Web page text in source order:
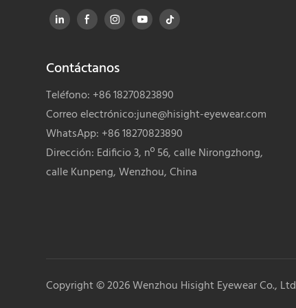
Contáctanos
Teléfono: +86 18270823890
Correo electrónico:june@hisight-eyewear.com
WhatsApp: +86 18270823890
Dirección: Edificio 3, nº 56, calle Nirongzhong,
calle Kunpeng, Wenzhou, China
Copyright © 2026Wenzhou Hisight Eyewear Co., Ltd